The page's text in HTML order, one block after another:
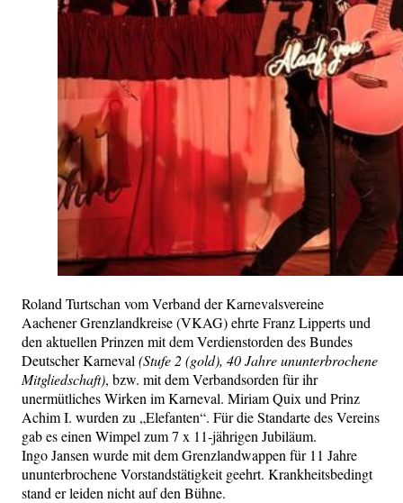
Roland Turtschan vom Verband der Karnevalsvereine
Aachener Grenzlandkreise (VKAG) ehrte Franz Lipperts und
den aktuellen Prinzen mit dem Verdienstorden des Bundes
Deutscher Karneval (Stufe 2 (gold), 40 Jahre ununterbrochene
Mitgliedschaft), bzw. mit dem Verbandsorden für ihr
unermütliches Wirken im Karneval. Miriam Quix und Prinz
Achim I. wurden zu „Elefanten“. Für die Standarte des Vereins
gab es einen Wimpel zum 7 x 11-jährigen Jubiläum.
Ingo Jansen wurde mit dem Grenzlandwappen für 11 Jahre
ununterbrochene Vorstandstätigkeit geehrt. Krankheitsbedingt
stand er leiden nicht auf den Bühne.